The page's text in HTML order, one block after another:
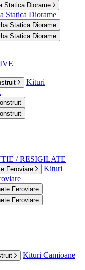
Statica Diorame
Statica Diorame
Statica Diorame
Statica Diorame
Kituri
/ RESIGILATE
Feroviare
Kituri
Feroviare
Feroviare
Kituri Camioane